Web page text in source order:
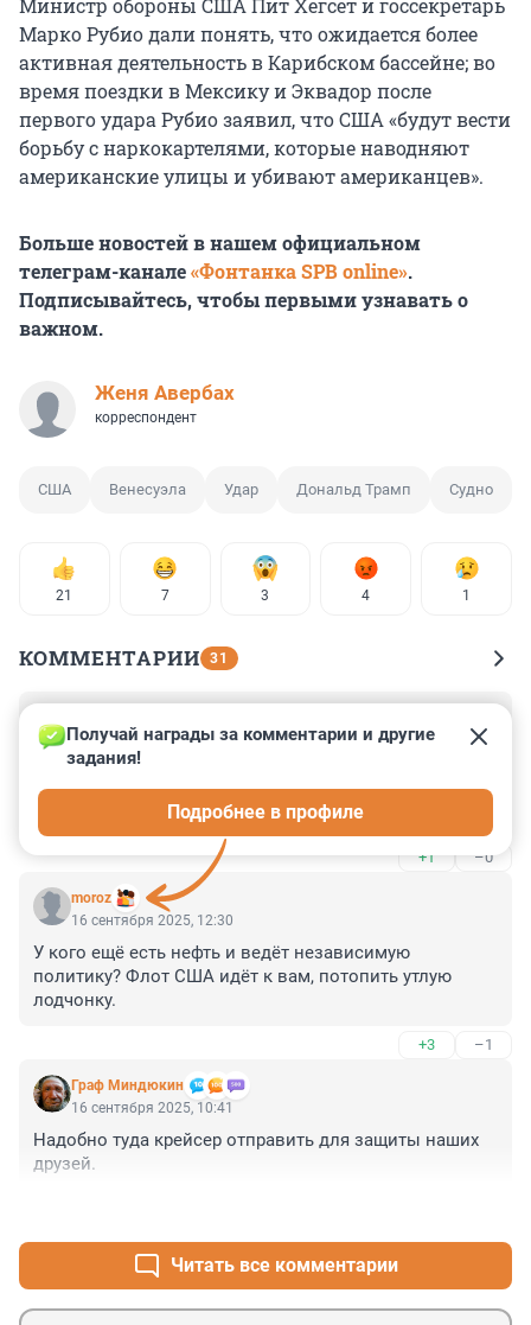
Министр обороны США Пит Хегсет и госсекретарь
Марко Рубио дали понять, что ожидается более
активная деятельность в Карибском бассейне; во
время поездки в Мексику и Эквадор после
первого удара Рубио заявил, что США «будут вести
борьбу с наркокартелями, которые наводняют
американские улицы и убивают американцев».
Больше новостей в нашем официальном
телеграм-канале«Фонтанка SPB online».
Подписывайтесь, чтобы первыми узнавать о
важном.
Женя Авербах
корреспондент
США Венесуэла Удар Дональд Трамп Судно
21 7 3 4 1
КОММЕНТАРИИ 31
16 сентября 2025, 15:08
Ну нельзя такую чушь публиковать. Набор лозунгов и
ноль информации. Какое судно? Под каким флагом?
В каких водах?... Про эти и другие важнейшие
обстоятельства ни слова.
+1 –0
moroz
Получай награды за комментарии и другие
задания!
Подробнее в профиле
16 сентября 2025, 12:30
У кого ещё есть нефть и ведёт независимую
политику? Флот США идёт к вам, потопить утлую
лодчонку.
+3 –1
Граф Миндюкин
16 сентября 2025, 10:41
Надобно туда крейсер отправить для защиты наших
друзей.
Читать все комментарии